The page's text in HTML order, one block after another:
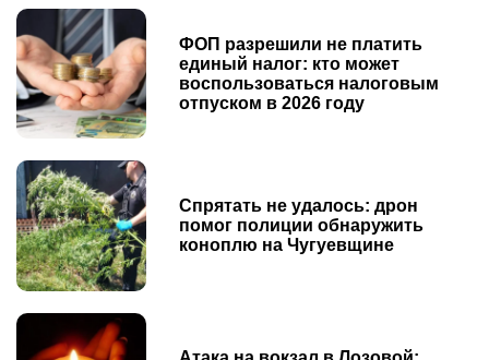
ФОП разрешили не платить
единый налог: кто может
воспользоваться налоговым
отпуском в 2026 году
Спрятать не удалось: дрон
помог полиции обнаружить
коноплю на Чугуевщине